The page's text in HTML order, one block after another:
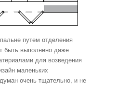
путем отделения
быть выполнено даже
для возведения
маленьких
очень тщательно, и не